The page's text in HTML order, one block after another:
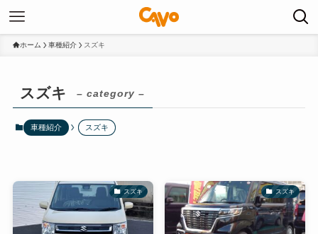
ホーム 車種紹介 スズキ
スズキ – category –
車種紹介 スズキ
スズキ スズキ